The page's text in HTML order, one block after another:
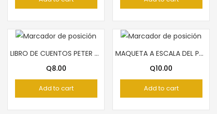
LIBRO DE CUENTOS PETER PAN
Q8.00
Add to cart
MAQUETA A ESCALA DEL PALACIO NACIONAL
Q10.00
Add to cart